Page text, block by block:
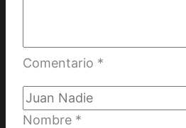
Comentario *
Nombre *